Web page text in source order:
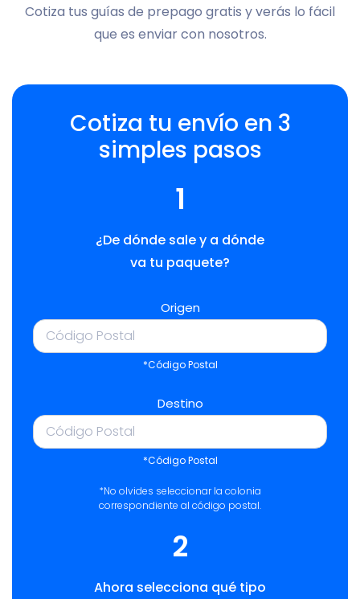
Cotiza tus guías de prepago gratis y verás lo fácil
que es enviar con nosotros.
Cotiza tu envío en 3
simples pasos
1
¿De dónde sale y a dónde
va tu paquete?
Origen
*Código Postal
Destino
*Código Postal
*No olvides seleccionar la colonia
correspondiente al código postal.
2
Ahora selecciona qué tipo